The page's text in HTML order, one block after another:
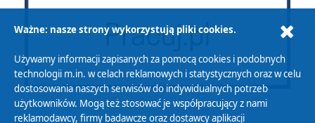
Ważne: nasze strony wykorzystują pliki cookies.
Używamy informacji zapisanych za pomocą cookies i podobnych
technologii m.in. w celach reklamowych i statystycznych oraz w celu
dostosowania naszych serwisów do indywidualnych potrzeb
użytkowników. Mogą też stosować je współpracujący z nami
reklamodawcy, firmy badawcze oraz dostawcy aplikacji